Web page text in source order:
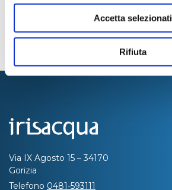
Accetta selezionati
Rifiuta
Via IX Agosto 15 – 34170
Gorizia
Telefono 0481-593111